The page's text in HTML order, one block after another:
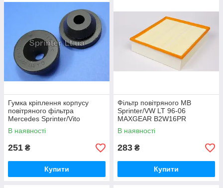
Гумка кріплення корпусу
повітряного фільтра
Mercedes Sprinter/Vito
MERCEDES 1235040412
В наявності
251 ₴
Купити
Фільтр повітряного MB
Sprinter/VW LT 96-06
MAXGEAR B2W16PR
В наявності
283 ₴
Купити